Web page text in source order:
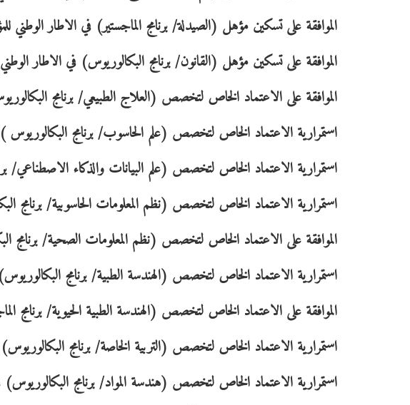
الموافقة على تسكين مؤهل (الصيدلة/ برنامج الماجستير) في الاطار
الموافقة على تسكين مؤهل (القانون/ برنامج البكالوريوس) في الاطار
الموافقة على الاعتماد الخاص لتخصص (العلاج الطبيعي/ برنامج
استمرارية الاعتماد الخاص لتخصص (علم الحاسوب/ برنامج
استمرارية الاعتماد الخاص لتخصص (علم البيانات والذكاء الاصطناعي/
استمرارية الاعتماد الخاص لتخصص (نظم المعلومات الحاسوبية/ برنامج
الموافقة على الاعتماد الخاص لتخصص (نظم المعلومات الصحية/ برنامج
استمرارية الاعتماد الخاص لتخصص (الهندسة الطبية/ برنامج البكالوريوس)
الموافقة على الاعتماد الخاص لتخصص (الهندسة الطبية الحيوية/ برنامج
استمرارية الاعتماد الخاص لتخصص (التربية الخاصة/ برنامج
استمرارية الاعتماد الخاص لتخصص (هندسة المواد/ برنامج البكالوريوس)